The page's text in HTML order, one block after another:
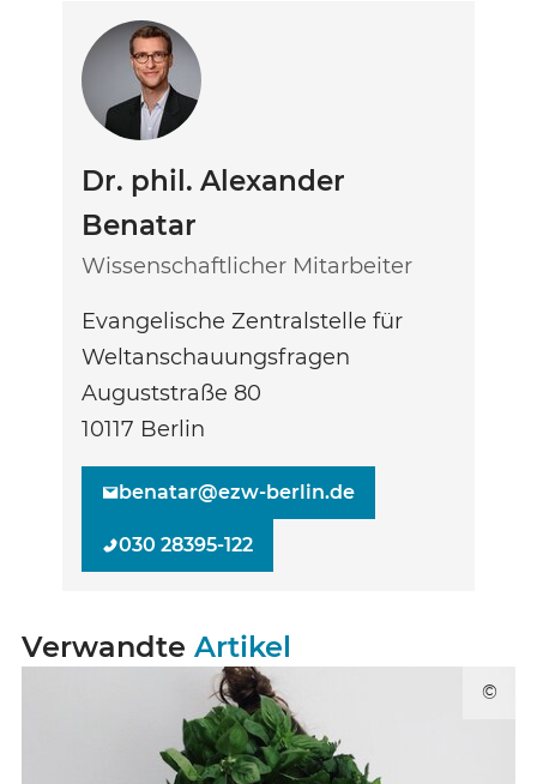
Dr. phil. Alexander
Benatar
Wissenschaftlicher Mitarbeiter
Evangelische Zentralstelle für
Weltanschauungsfragen
Auguststraße 80
10117 Berlin
benatar@ezw-berlin.de
030 28395-122
Verwandte Artikel
©